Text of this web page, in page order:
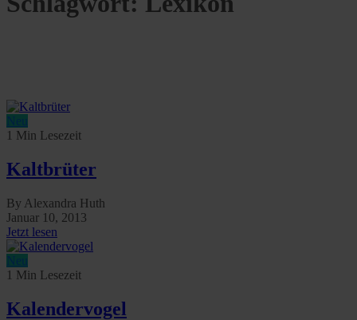
1 Min Lesezeit
Kaltbrüter
By Alexandra Huth
Januar 10, 2013
Jetzt lesen
1 Min Lesezeit
Kalendervogel